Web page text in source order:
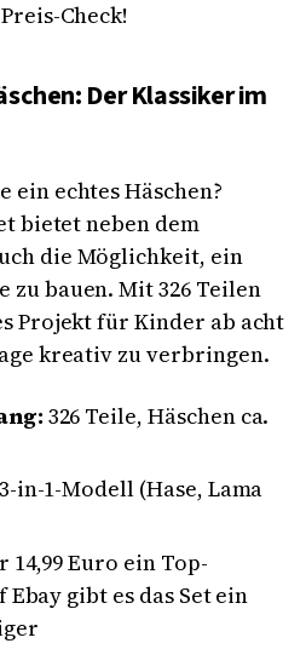
Check!
Der Klassiker im
ein echtes Häschen?
bietet neben dem
die Möglichkeit, ein
zu bauen. Mit 326 Teilen
Projekt für Kinder ab acht
kreativ zu verbringen.
326 Teile, Häschen ca.
3-in-1-Modell (Hase, Lama
14,99 Euro ein Top-
gibt es das Set ein